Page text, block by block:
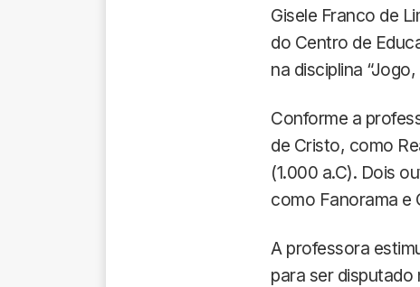
Gisele Franco de
do Centro de
na disciplina
Conforme a
de Cristo, como
(1.000 a.C). Dois
como Fanorama e
A professora
para ser